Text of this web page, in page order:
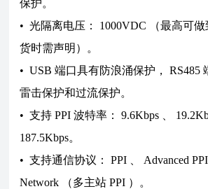
保护。
• 光隔离电压： 1000VDC （最高可
货时需声明）。
• USB 端口具有防浪涌保护， RS485
雷击保护和过流保护。
• 支持 PPI 波特率： 9.6Kbps 、
187.5Kbps。
• 支持通信协议： PPI 、 Advanced
Network （多主站 PPI ）。